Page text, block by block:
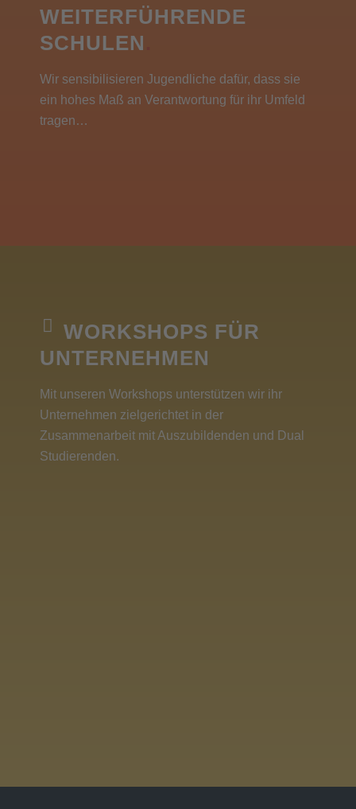
WEITERFÜHRENDE
SCHULEN
Wir sensibilisieren Jugendliche dafür, dass sie
ein hohes Maß an Verantwortung für ihr Umfeld
tragen…
WORKSHOPS FÜR
UNTERNEHMEN
Mit unseren Workshops unterstützen wir ihr
Unternehmen zielgerichtet in der
Zusammenarbeit mit Auszubildenden und Dual
Studierenden.